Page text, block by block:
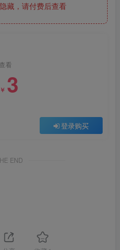
藏，请付费后查看
看
￥ 3
登录购买
END